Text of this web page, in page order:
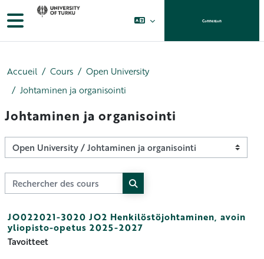
Passer au contenu principal
Panneau latéral Connexion
Accueil Cours
Open University
Johtaminen ja organisointi
Johtaminen ja organisointi
Catégories de cours
Rechercher des cours
Rechercher des cours
JO022021-3020 JO2 Henkilöstöjohtaminen, avoin
yliopisto-opetus 2025-2027
Tavoitteet